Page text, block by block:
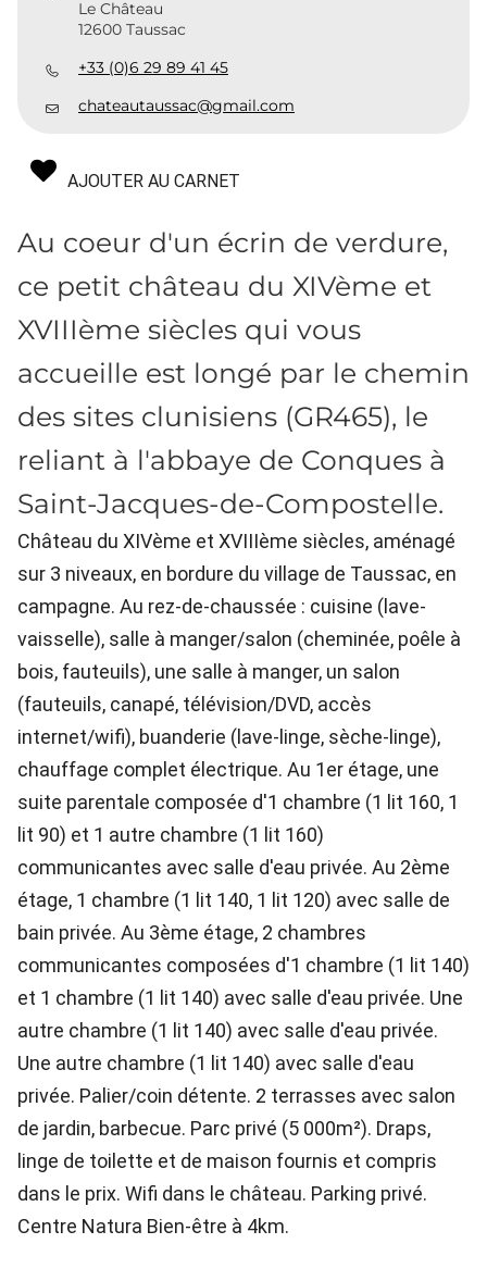
Le Château
12600 Taussac
+33 (0)6 29 89 41 45
chateautaussac@gmail.com
AJOUTER AU CARNET
Au coeur d'un écrin de verdure,
ce petit château du XIVème et
XVIIIème siècles qui vous
accueille est longé par le chemin
des sites clunisiens (GR465), le
reliant à l'abbaye de Conques à
Saint-Jacques-de-Compostelle.
Château du XIVème et XVIIIème siècles, aménagé
sur 3 niveaux, en bordure du village de Taussac, en
campagne. Au rez-de-chaussée : cuisine (lave-
vaisselle), salle à manger/salon (cheminée, poêle à
bois, fauteuils), une salle à manger, un salon
(fauteuils, canapé, télévision/DVD, accès
internet/wifi), buanderie (lave-linge, sèche-linge),
chauffage complet électrique. Au 1er étage, une
suite parentale composée d'1 chambre (1 lit 160, 1
lit 90) et 1 autre chambre (1 lit 160)
communicantes avec salle d'eau privée. Au 2ème
étage, 1 chambre (1 lit 140, 1 lit 120) avec salle de
bain privée. Au 3ème étage, 2 chambres
communicantes composées d'1 chambre (1 lit 140)
et 1 chambre (1 lit 140) avec salle d'eau privée. Une
autre chambre (1 lit 140) avec salle d'eau privée.
Une autre chambre (1 lit 140) avec salle d'eau
privée. Palier/coin détente. 2 terrasses avec salon
de jardin, barbecue. Parc privé (5 000m²). Draps,
linge de toilette et de maison fournis et compris
dans le prix. Wifi dans le château. Parking privé.
Centre Natura Bien-être à 4km.